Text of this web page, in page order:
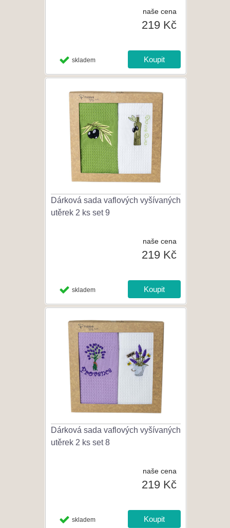
naše cena
219 Kč
skladem
Dárková sada vaflových vyšívaných
utěrek 2 ks set 9
naše cena
219 Kč
skladem
Dárková sada vaflových vyšívaných
utěrek 2 ks set 8
naše cena
219 Kč
skladem